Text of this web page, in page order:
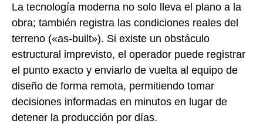
La tecnología moderna no solo lleva el plano a la
obra; también registra las condiciones reales del
terreno («as-built»). Si existe un obstáculo
estructural imprevisto, el operador puede registrar
el punto exacto y enviarlo de vuelta al equipo de
diseño de forma remota, permitiendo tomar
decisiones informadas en minutos en lugar de
detener la producción por días.